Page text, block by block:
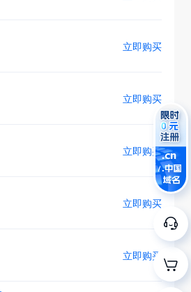
立即购买
立即购买
立即购买
立即购买
立即购买